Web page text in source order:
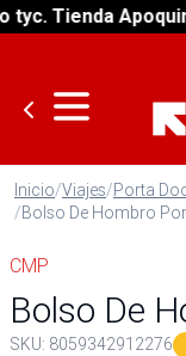
Tienda
Inicio/Viajes/Porta
/Bolso De Hombro
CMP
Bolso De
SKU: 8059342912276